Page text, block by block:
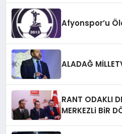
Afyonspor’u
ALADAĞ
RANT ODAKLI
MERKEZLi BiR